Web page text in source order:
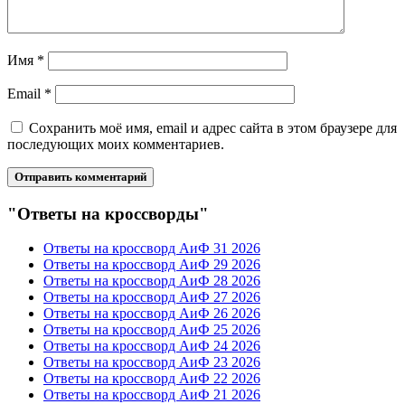
Имя *
Email *
Сохранить моё имя, email и адрес сайта в этом браузере для
последующих моих комментариев.
"Ответы на кроссворды"
Ответы на кроссворд АиФ 31 2026
Ответы на кроссворд АиФ 29 2026
Ответы на кроссворд АиФ 28 2026
Ответы на кроссворд АиФ 27 2026
Ответы на кроссворд АиФ 26 2026
Ответы на кроссворд АиФ 25 2026
Ответы на кроссворд АиФ 24 2026
Ответы на кроссворд АиФ 23 2026
Ответы на кроссворд АиФ 22 2026
Ответы на кроссворд АиФ 21 2026